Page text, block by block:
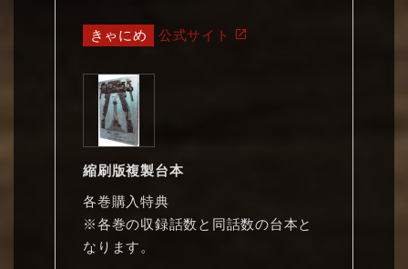
きゃにめ 公式サイト
縮刷版複製台本
各巻購入特典
※各巻の収録話数と同話数の台本と
なります。